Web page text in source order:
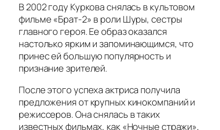
В 2002 году Куркова снялась в культовом
фильме «Брат-2» в роли Шуры, сестры
главного героя. Ее образ оказался
настолько ярким и запоминающимся, что
принес ей большую популярность и
признание зрителей.
После этого успеха актриса получила
предложения от крупных кинокомпаний и
режиссеров. Она снялась в таких
известных фильмах, как «Ночные стражи»,